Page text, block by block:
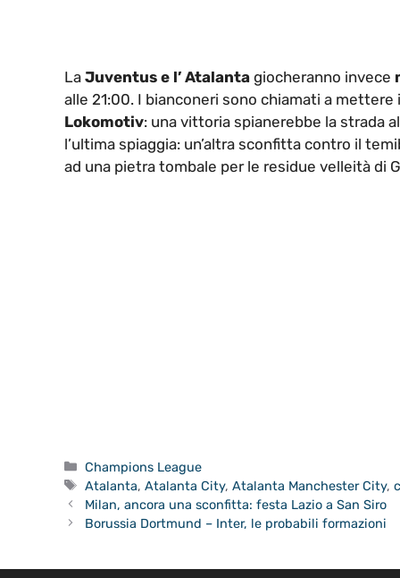
La Juventus e l’ Atalanta giocheranno invece
alle 21:00. I bianconeri sono chiamati a
Lokomotiv: una vittoria spianerebbe la strada
l’ultima spiaggia: un’altra sconfitta contro il
ad una pietra tombale per le residue velleità di
Categorie
Champions League
Tag
Atalanta,Atalanta City,Atalanta Manchester City,
Milan, ancora una sconfitta: festa Lazio a San Siro
Borussia Dortmund – Inter, le probabili formazioni